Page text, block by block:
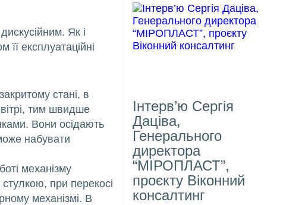
Як і
її експлуатаційні
стані, в
тим швидше
Вони осідають
набувати
механізму
при перекосі
механізмі. В
Інтерв’ю Сергія
Даціва,
Генерального
директора
“МІРОПЛАСТ”,
проєкту Віконний
консалтинг